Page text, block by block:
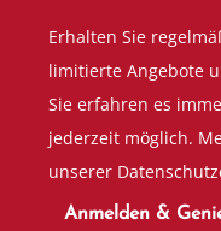
Erhalten Sie
limitierte Angebote
Sie erfahren es
jederzeit möglich.
unserer
Anmelden &